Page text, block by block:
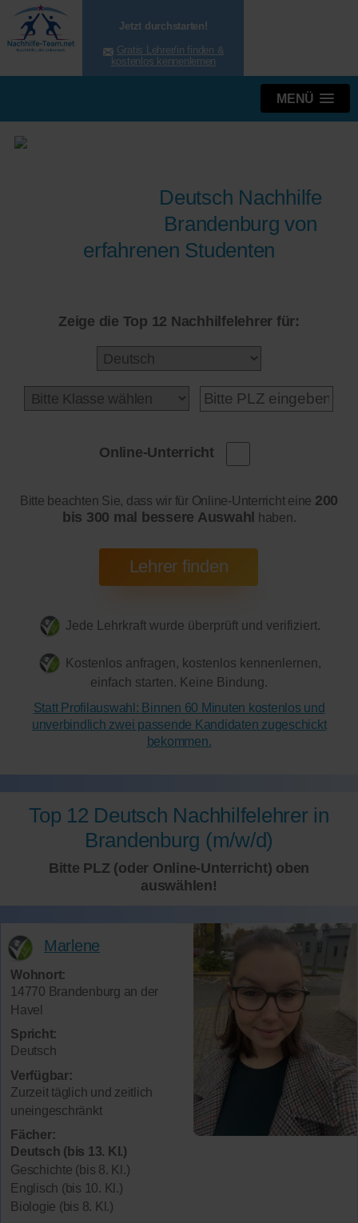
Jetzt durchstarten!
Gratis Lehrer/in finden &
kostenlos kennenlernen
MENÜ
Deutsch Nachhilfe
Brandenburg von
erfahrenen Studenten
Zeige die Top 12 Nachhilfelehrer für:
Online-Unterricht
Bitte beachten Sie, dass wir für Online-Unterricht eine 200
bis 300 mal bessere Auswahl haben.
Jede Lehrkraft wurde überprüft und verifiziert.
Kostenlos anfragen, kostenlos kennenlernen,
einfach starten. Keine Bindung.
Statt Profilauswahl: Binnen 60 Minuten kostenlos und
unverbindlich zwei passende Kandidaten zugeschickt
bekommen.
Top 12 Deutsch Nachhilfelehrer in
Brandenburg (m/w/d)
Bitte PLZ (oder Online-Unterricht) oben
auswählen!
Marlene
Wohnort:
14770 Brandenburg an der
Havel
Spricht:
Deutsch
Verfügbar:
Zurzeit täglich und zeitlich
uneingeschränkt
Fächer:
Deutsch (bis 13. Kl.)
Geschichte (bis 8. Kl.)
Englisch (bis 10. Kl.)
Biologie (bis 8. Kl.)